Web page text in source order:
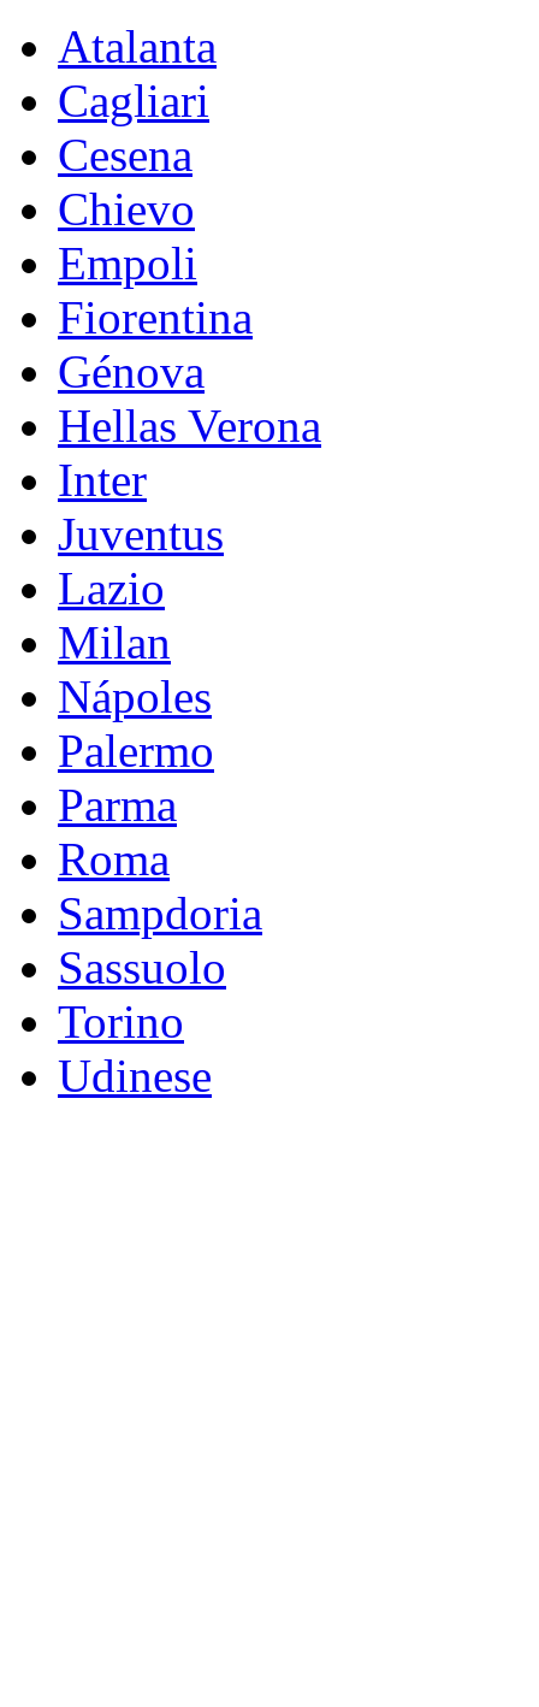
Atalanta
Cagliari
Cesena
Chievo
Empoli
Fiorentina
Génova
Hellas Verona
Inter
Juventus
Lazio
Milan
Nápoles
Palermo
Parma
Roma
Sampdoria
Sassuolo
Torino
Udinese